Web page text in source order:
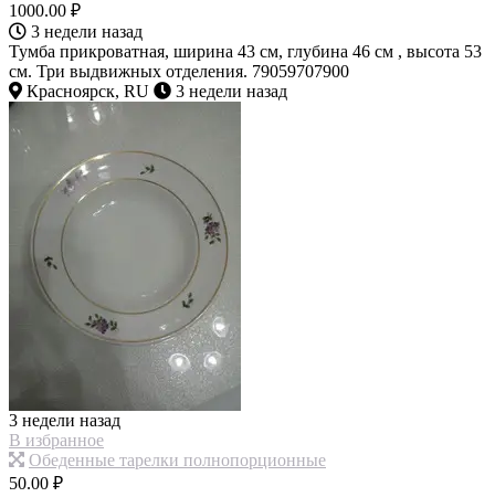
1000.00 ₽
3 недели назад
Тумба прикроватная, ширина 43 см, глубина 46 см , высота 53
см. Три выдвижных отделения. 79059707900
Красноярск, RU
3 недели назад
3 недели назад
В избранное
Обеденные тарелки полнопорционные
50.00 ₽